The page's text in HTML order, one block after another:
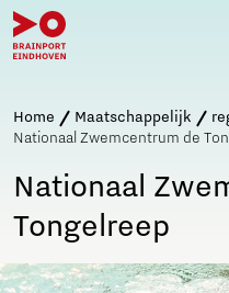
Home Maatschappelijk
Nationaal Zwemcentrum de
Nationaal
Tongelreep